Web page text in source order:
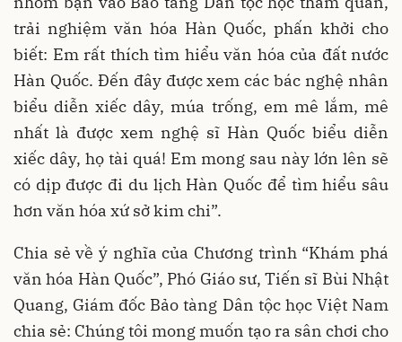
trải nghiệm văn hóa Hàn Quốc, phấn khởi cho
biết: Em rất thích tìm hiểu văn hóa của đất nước
Hàn Quốc. Đến đây được xem các bác nghệ nhân
biểu diễn xiếc dây, múa trống, em mê lắm, mê
nhất là được xem nghệ sĩ Hàn Quốc biểu diễn
xiếc dây, họ tài quá! Em mong sau này lớn lên sẽ
có dịp được đi du lịch Hàn Quốc để tìm hiểu sâu
hơn văn hóa xứ sở kim chi”.
Chia sẻ về ý nghĩa của Chương trình “Khám phá
văn hóa Hàn Quốc”, Phó Giáo sư, Tiến sĩ Bùi Nhật
Quang, Giám đốc Bảo tàng Dân tộc học Việt Nam
chia sẻ: Chúng tôi mong muốn tạo ra sân chơi cho